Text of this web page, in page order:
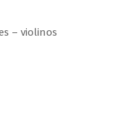
– violinos